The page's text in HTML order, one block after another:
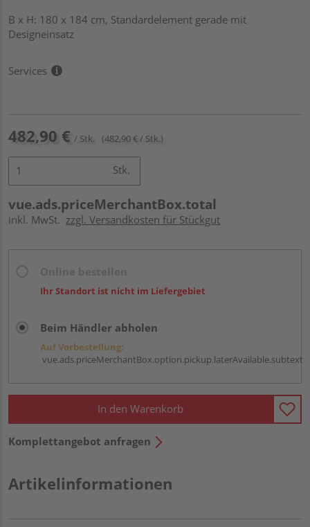
B x H: 180 x 184 cm, Standardelement gerade mit
Designeinsatz
Services
482,90 € / Stk. (482,90 € / Stk.)
Stk.
vue.ads.priceMerchantBox.total
inkl. MwSt. zzgl. Versandkosten für Stückgut
Ihr Standort ist nicht im Liefergebiet
Beim Händler abholen
Auf Vorbestellung:
vue.ads.priceMerchantBox.option.pickup.laterAvailable.subtext
In den Warenkorb
Komplettangebot anfragen
Artikelinformationen